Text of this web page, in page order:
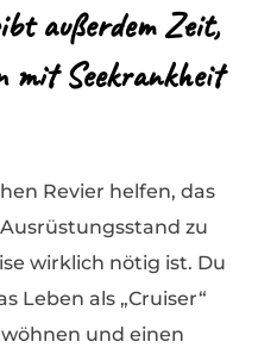
außerdem Zeit,
mit Seekrankheit
Revier helfen, das
zu
wirklich nötig ist. Du
Leben als „Cruiser“
und einen